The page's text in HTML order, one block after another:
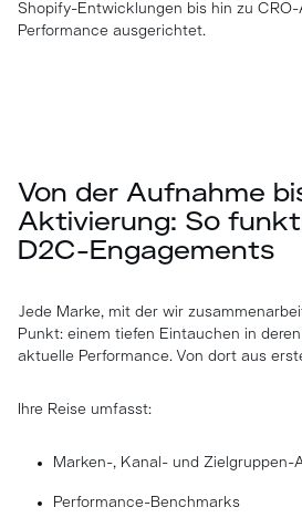
Shopify-Entwicklungen bis hin zu
Performance ausgerichtet.
Von der Aufnahme
Aktivierung: So
D2C-Engagements
Jede Marke, mit der wir
Punkt: einem tiefen Eintauchen in
aktuelle Performance. Von dort aus
Ihre Reise umfasst:
Marken-, Kanal- und Zielgruppen-
Performance-Benchmarks